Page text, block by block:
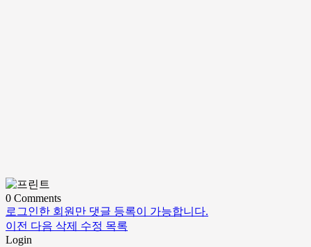
0 Comments
로그인한 회원만 댓글 등록이 가능합니다.
이전 다음 삭제 수정 목록
Login